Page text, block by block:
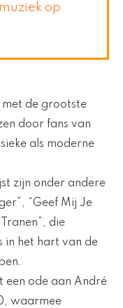
op
met de grootste
door fans van
als moderne
zijn onder andere
“Geef Mij Je
die
in het hart van de
een ode aan André
waarmee